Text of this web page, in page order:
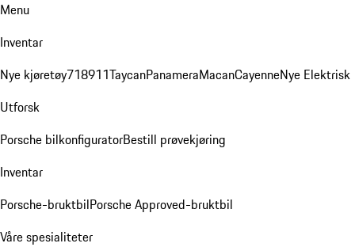
Menu
Inventar
Nye kjøretøy718911TaycanPanameraMacanCayenneNye Elektrisk
Utforsk
Porsche bilkonfiguratorBestill prøvekjøring
Inventar
Porsche-bruktbilPorsche Approved-bruktbil
Våre spesialiteter